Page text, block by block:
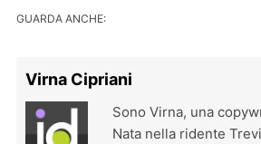
GUARDA ANCHE:
Virna Cipriani
Sono Virna, una
Nata nella ridente